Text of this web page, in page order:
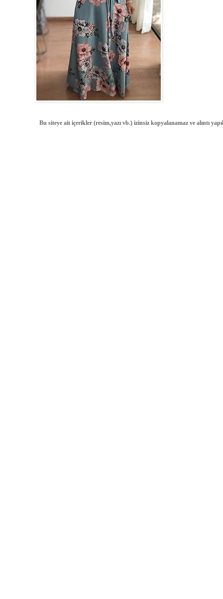
Bu siteye ait içerikler (resim,yazı vb.) izinsiz kopyalanamaz ve alıntı